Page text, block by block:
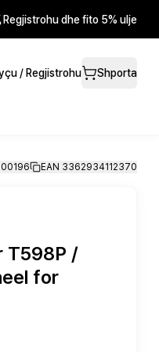
Regjistrohu dhe fito 5% ulje
/ Regjistrohu Shporta
EAN 3362934112370
T598P /
for